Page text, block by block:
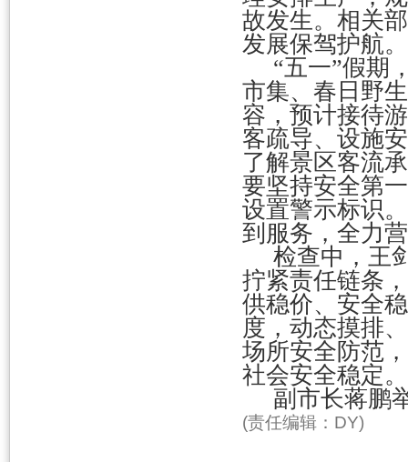
故发生。相关
发展保驾护航。
“五一”假期
市集、春日野
容，预计接待
客疏导、设施
了解景区客流
要坚持安全第
设置警示标识
到服务，全力
检查中，王
拧紧责任链条
供稳价、安全
度，动态摸排
场所安全防范
社会安全稳定。
副市长蒋鹏
(责任编辑：DY)